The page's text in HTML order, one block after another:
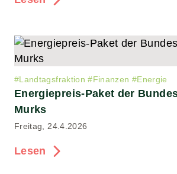
#Landtagsfraktion #Finanzen #Energie
Energiepreis-Paket der
Murks
Freitag, 24.4.2026
Lesen